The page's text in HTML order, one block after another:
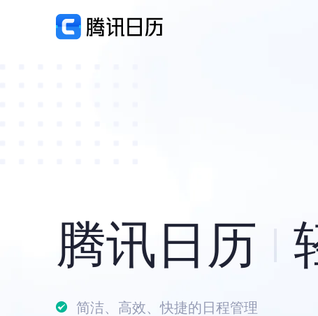
腾讯日历
简洁、高效、快捷的日程管理